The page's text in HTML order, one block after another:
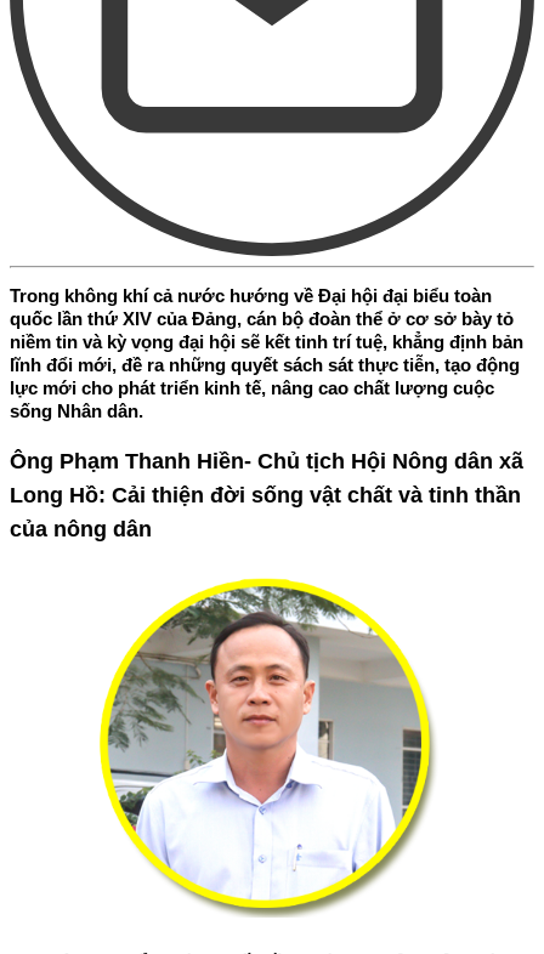
Trong không khí cả nước hướng về Đại hội đại biểu toàn
quốc lần thứ XIV của Đảng, cán bộ đoàn thể ở cơ sở bày tỏ
niềm tin và kỳ vọng đại hội sẽ kết tinh trí tuệ, khẳng định bản
lĩnh đổi mới, đề ra những quyết sách sát thực tiễn, tạo động
lực mới cho phát triển kinh tế, nâng cao chất lượng cuộc
sống Nhân dân.
Ông Phạm Thanh Hiền- Chủ tịch Hội Nông dân xã
Long Hồ: Cải thiện đời sống vật chất và tinh thần
của nông dân